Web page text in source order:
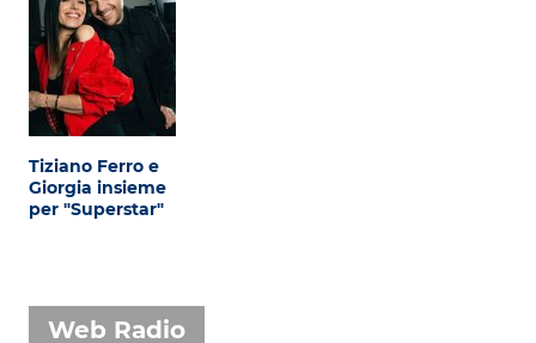
Tiziano Ferro e
Giorgia insieme
per "Superstar"
Web Radio